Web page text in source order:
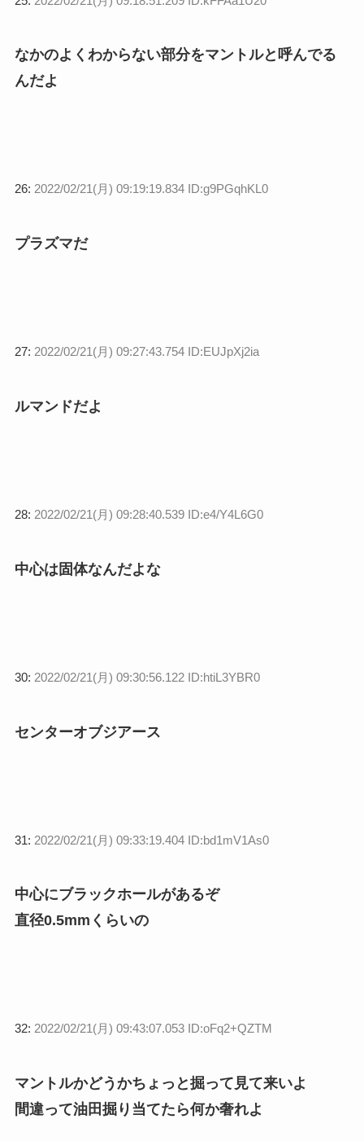
なかのよくわからない部分をマントルと呼んでる
んだよ
26: 2022/02/21(月) 09:19:19.834 ID:g9PGqhKL0
プラズマだ
27: 2022/02/21(月) 09:27:43.754 ID:EUJpXj2ia
ルマンドだよ
28: 2022/02/21(月) 09:28:40.539 ID:e4/Y4L6G0
中心は固体なんだよな
30: 2022/02/21(月) 09:30:56.122 ID:htiL3YBR0
センターオブジアース
31: 2022/02/21(月) 09:33:19.404 ID:bd1mV1As0
中心にブラックホールがあるぞ
直径0.5mmくらいの
32: 2022/02/21(月) 09:43:07.053 ID:oFq2+QZTM
マントルかどうかちょっと掘って見て来いよ
間違って油田掘り当てたら何か奢れよ